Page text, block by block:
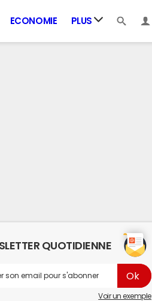
ECONOMIE PLUS
QUOTIDIENNE
Voir un exemple